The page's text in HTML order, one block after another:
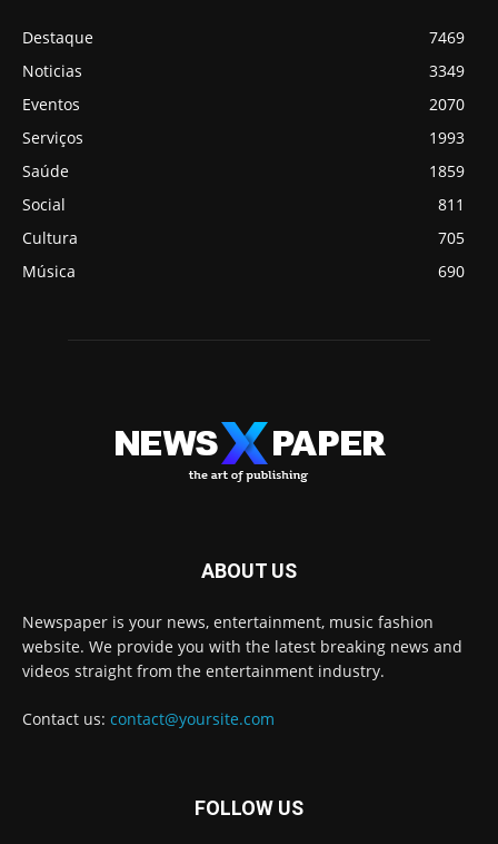
Destaque
7469
Noticias
3349
Eventos
2070
Serviços
1993
Saúde
1859
Social
811
Cultura
705
Música
690
ABOUT US
Newspaper is your news, entertainment, music fashion
website. We provide you with the latest breaking news and
videos straight from the entertainment industry.
Contact us: contact@yoursite.com
FOLLOW US